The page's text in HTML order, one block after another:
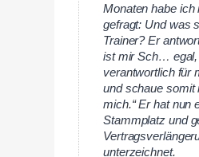
Monaten habe ich
gefragt: Und was
Trainer? Er
ist mir Sch… egal,
verantwortlich für
und schaue somit
mich.“ Er hat nun
Stammplatz und
unterzeichnet.